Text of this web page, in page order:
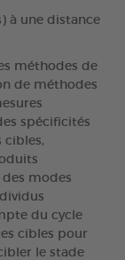
à une distance
méthodes de
de méthodes
spécificités
cibles,
modes
du cycle
cibles pour
le stade